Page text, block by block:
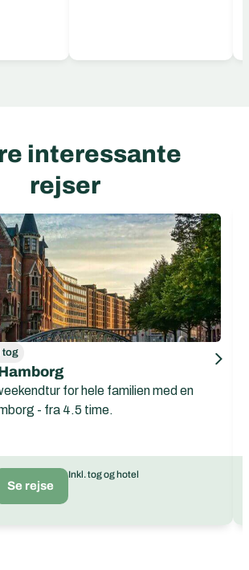
interessante
rejser
tog
for hele familien med en
- fra 4.5 time.
Se rejse
Inkl. tog og hotel